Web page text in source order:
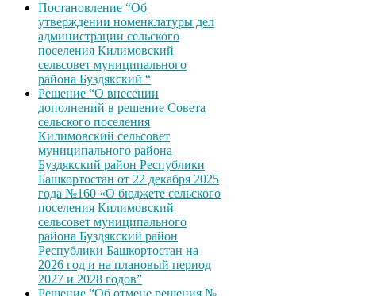
Постановление “Об
утверждении номенклатуры дел
администрации сельского
поселения Килимовский
сельсовет муниципального
района Буздякский “
Решение “О внесении
дополнений в решение Совета
сельского поселения
Килимовский сельсовет
муниципального района
Буздякский район Республики
Башкортостан от 22 декабря 2025
года №160 «О бюджете сельского
поселения Килимовский
сельсовет муниципального
района Буздякский район
Республики Башкортостан на
2026 год и на плановый период
2027 и 2028 годов”